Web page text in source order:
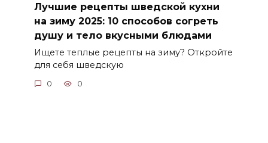
Лучшие рецепты шведской кухни
на зиму 2025: 10 способов согреть
душу и тело вкусными блюдами
Ищете теплые рецепты на зиму? Откройте
для себя шведскую
0 0